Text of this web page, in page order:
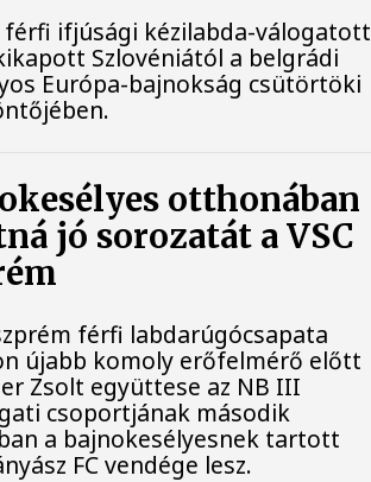
férfi ifjúsági kézilabda-válogatott
Szlovéniától a belgrádi
Európa-bajnokság csütörtöki
otthonában
jó sorozatát a VSC
férfi labdarúgócsapata
újabb komoly erőfelmérő előtt
Zsolt együttese az NB III
csoportjának második
a bajnokesélyesnek tartott
FC vendége lesz.